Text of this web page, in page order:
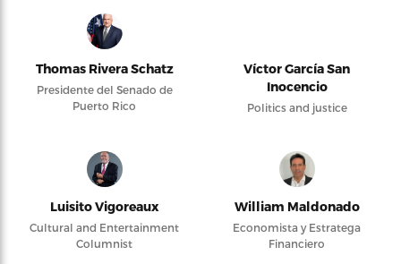
Thomas Rivera Schatz
Presidente del Senado de
Puerto Rico
Víctor García San
Inocencio
Politics and justice
Luisito Vigoreaux
Cultural and Entertainment
Columnist
William Maldonado
Economista y Estratega
Financiero